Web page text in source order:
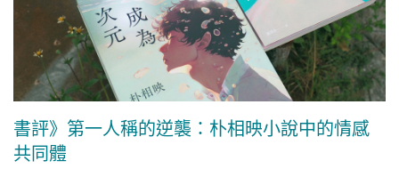
書評》第一人稱的逆襲：朴相映小說中的情感
共同體